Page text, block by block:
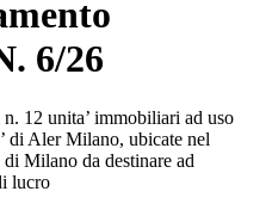
6/26
12 unita’ immobiliari ad uso
di Aler Milano, ubicate nel
Milano da destinare ad
lucro